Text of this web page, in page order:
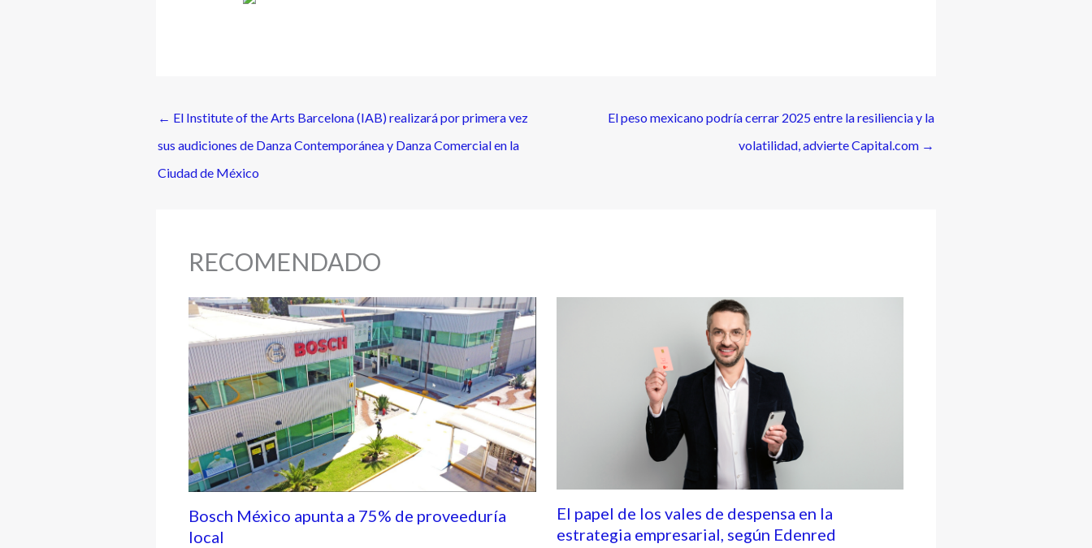
← El Institute of the Arts Barcelona (IAB) realizará por primera vez
sus audiciones de Danza Contemporánea y Danza Comercial en la
Ciudad de México
El peso mexicano podría cerrar 2025 entre la resiliencia y la
volatilidad, advierte Capital.com →
RECOMENDADO
Bosch México apunta a 75% de proveeduría
local
El papel de los vales de despensa en la
estrategia empresarial, según Edenred